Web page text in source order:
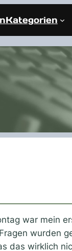
Kategorien
war mein
wurden
das wirklich